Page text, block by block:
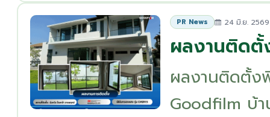
PR News 24 มิ.ย. 2569
ผลงานติดตั้
ผลงานติดตั้ง
Goodfilm บ้